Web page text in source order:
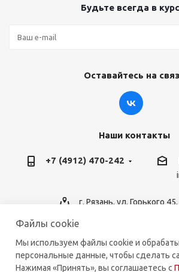
Будьте всегда в
Оставайтесь на
Наши контакты
+7 (4912) 470-242
г. Рязань, ул. Горького
2026 © holod-62.ru. Комплектующие
Файлы cookie
Мы используем файлы cookie и
персональные данные, чтобы сделать
Нажимая «Принять», вы соглашаетесь с